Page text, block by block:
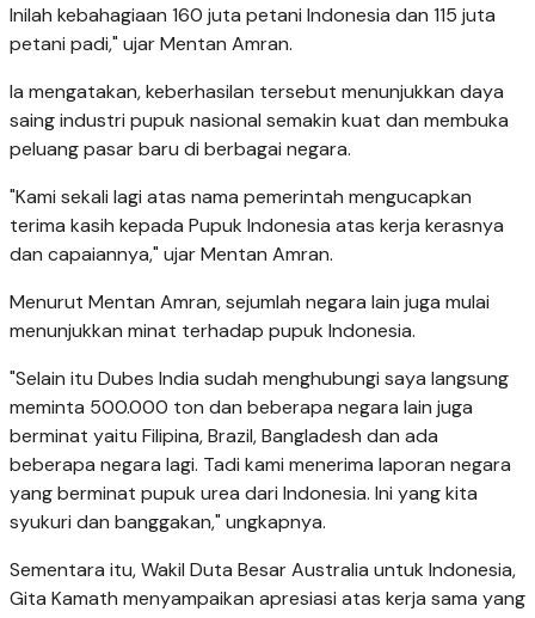
Inilah kebahagiaan 160 juta petani Indonesia dan 115 juta
petani padi," ujar Mentan Amran.
Ia mengatakan, keberhasilan tersebut menunjukkan daya
saing industri pupuk nasional semakin kuat dan membuka
peluang pasar baru di berbagai negara.
"Kami sekali lagi atas nama pemerintah mengucapkan
terima kasih kepada Pupuk Indonesia atas kerja kerasnya
dan capaiannya," ujar Mentan Amran.
Menurut Mentan Amran, sejumlah negara lain juga mulai
menunjukkan minat terhadap pupuk Indonesia.
"Selain itu Dubes India sudah menghubungi saya langsung
meminta 500.000 ton dan beberapa negara lain juga
berminat yaitu Filipina, Brazil, Bangladesh dan ada
beberapa negara lagi. Tadi kami menerima laporan negara
yang berminat pupuk urea dari Indonesia. Ini yang kita
syukuri dan banggakan," ungkapnya.
Sementara itu, Wakil Duta Besar Australia untuk Indonesia,
Gita Kamath menyampaikan apresiasi atas kerja sama yang